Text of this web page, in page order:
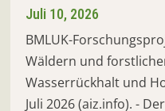
Juli 10, 2026
BMLUK-
Wäldern und
Wasserrückhalt und
Juli 2026 (aiz.info). -